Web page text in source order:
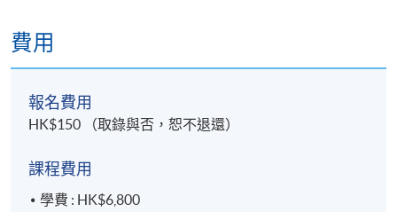
費用
報名費用
HK$150 （取錄與否，恕不退還）
課程費用
學費 : HK$6,800